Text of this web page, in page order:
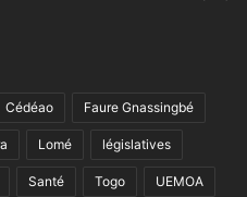
Cédéao Faure Gnassingbé
Lomé législatives
Santé Togo UEMOA